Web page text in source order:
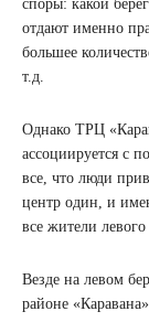
споры: какой
отдают именно
большее
т.д.
Однако ТРЦ
ассоциируется с
все, что люди
центр один, и
все жители левого
Везде на левом
районе